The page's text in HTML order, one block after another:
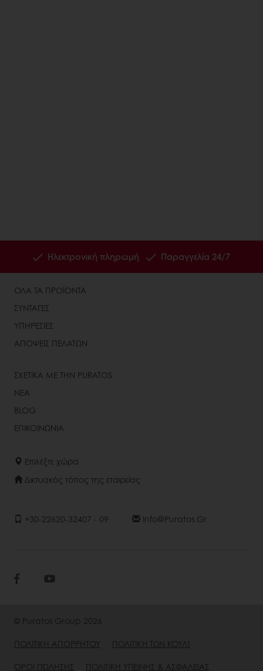
Ηλεκτρονική πληρωμή Παραγγελία 24/7
ΟΛΑ ΤΑ ΠΡΟΪΟΝΤΑ
ΣΥΝΤΑΓΕΣ
ΥΠΗΡΕΣΙΕΣ
ΑΠΟΨΕΙΣ ΠΕΛΑΤΩΝ
ΣΧΕΤΙΚΑ ΜΕ ΤΗΝ PURATOS
ΝΕΑ
BLOG
ΕΠΙΚΟΙΝΩΝΙΑ
Επιλέξτε χώρα
Δικτυακός τόπος της εταιρείας
+30-22620-32407 - 09 Info@puratos.gr
© Puratos Group 2026
ΠΟΛΙΤΙΚΗ ΑΠΟΡΡΗΤΟΥ
ΠΟΛΙΤΙΚΉ ΤΩΝ ΚΟΥΛΊ
ΌΡΟΙ ΠΏΛΗΣΗΣ
ΠΟΛΙΤΙΚΗ ΥΓΙΕΙΝΗΣ & ΑΣΦΑΛΕΙΑΣ